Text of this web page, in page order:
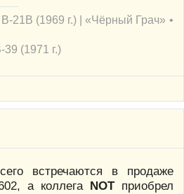
21В (1969 г.) | «Чёрный Грач» •
(1971 г.)
встречаются в продаже
а коллега NOTприобрел